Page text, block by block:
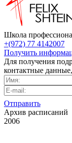
Школа
+(972) 77 4142007
Получить
Для получения
контактные
Отправить
Архив расписаний
2006